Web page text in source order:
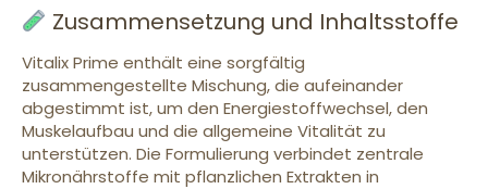
Zusammensetzung und Inhaltsstoffe
Vitalix Prime enthält eine sorgfältig
zusammengestellte Mischung, die aufeinander
abgestimmt ist, um den Energiestoffwechsel, den
Muskelaufbau und die allgemeine Vitalität zu
unterstützen. Die Formulierung verbindet zentrale
Mikronährstoffe mit pflanzlichen Extrakten in